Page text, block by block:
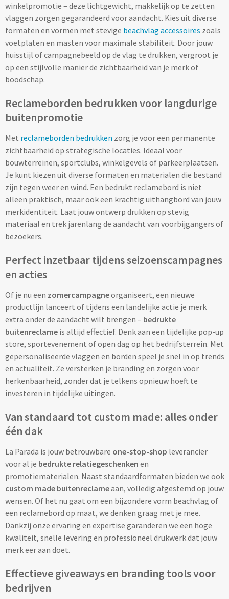
Saladeboxen bedrukken
Snoep
Pepermunt bedrukken
Snoepblikken bedrukken
Snoep bedrukken
Lollies bedrukken
Chocolade & Bonbons bedrukken
Kauwgom bedrukken
Alle snoep artikelen
Koeken & Chips
Koekjes bedrukken
Brievenbus taarten
Chips & Nootjes bedrukken
Pepernoten & Strooigoed
Pennen
Balpennen bedrukken
Houten balpennen bedrukken
Touchpennen bedrukken
Luxe pennen bedrukken
Alle schrijfwaren & pennen
Overige schrijfwaren
winkelpromotie – deze lichtgewicht, makkelijk op te zetten
vlaggen zorgen gegarandeerd voor aandacht. Kies uit diverse
formaten en vormen met stevige beachvlag accessoires zoals
voetplaten en masten voor maximale stabiliteit. Door jouw
huisstijl of campagnebeeld op de vlag te drukken, vergroot je
op een stijlvolle manier de zichtbaarheid van je merk of
boodschap.
Reclameborden bedrukken voor langdurige
buitenpromotie
Met reclameborden bedrukken zorg je voor een permanente
zichtbaarheid op strategische locaties. Ideaal voor
bouwterreinen, sportclubs, winkelgevels of parkeerplaatsen.
Je kunt kiezen uit diverse formaten en materialen die bestand
zijn tegen weer en wind. Een bedrukt reclamebord is niet
alleen praktisch, maar ook een krachtig uithangbord van jouw
merkidentiteit. Laat jouw ontwerp drukken op stevig
materiaal en trek jarenlang de aandacht van voorbijgangers of
bezoekers.
Perfect inzetbaar tijdens seizoenscampagnes
en acties
Of je nu een zomercampagneorganiseert, een nieuwe
productlijn lanceert of tijdens een landelijke actie je merk
extra onder de aandacht wilt brengen – bedrukte
buitenreclameis altijd effectief. Denk aan een tijdelijke pop-up
store, sportevenement of open dag op het bedrijfsterrein. Met
gepersonaliseerde vlaggen en borden speel je snel in op trends
en actualiteit. Ze versterken je branding en zorgen voor
herkenbaarheid, zonder dat je telkens opnieuw hoeft te
investeren in tijdelijke uitingen.
Van standaard tot custom made: alles onder
één dak
La Parada is jouw betrouwbare one-stop-shop leverancier
voor al je bedrukte relatiegeschenken en
promotiematerialen. Naast standaardformaten bieden we ook
custom made buitenreclameaan, volledig afgestemd op jouw
wensen. Of het nu gaat om een bijzondere vorm beachvlag of
een reclamebord op maat, we denken graag met je mee.
Dankzij onze ervaring en expertise garanderen we een hoge
kwaliteit, snelle levering en professioneel drukwerk dat jouw
merk eer aan doet.
Effectieve giveaways en branding tools voor
bedrijven